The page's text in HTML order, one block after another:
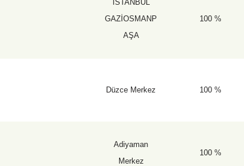
İSTANBUL
GAZİOSMANP
AŞA
100 %
Düzce Merkez 100 %
Adiyaman
Merkez
100 %